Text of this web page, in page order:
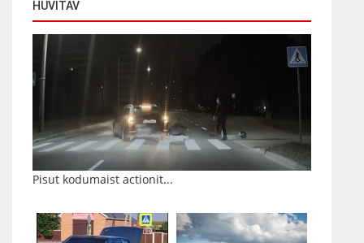
HUVITAV
Pisut kodumaist actionit...